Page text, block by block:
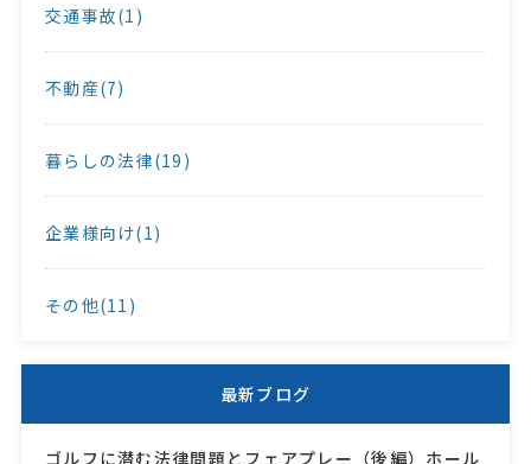
交通事故(1)
不動産(7)
暮らしの法律(19)
企業様向け(1)
その他(11)
最新ブログ
ゴルフに潜む法律問題とフェアプレー（後編）ホール